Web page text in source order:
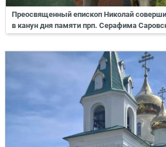
Преосвященный епископ Николай
в канун дня памяти прп. Серафима